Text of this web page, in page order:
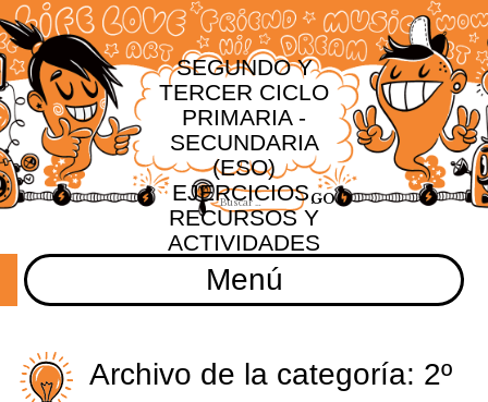
SEGUNDO Y
TERCER CICLO
PRIMARIA -
SECUNDARIA
(ESO)
EJERCICIOS,
RECURSOS Y
ACTIVIDADES
Menú
Archivo de la categoría: 2º